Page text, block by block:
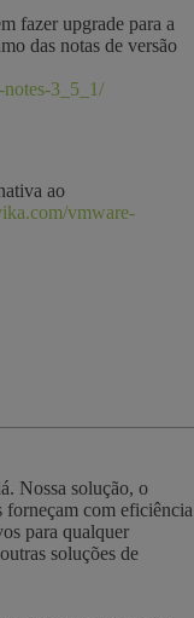
fazer upgrade para a
das notas de versão
3_5_1/
ao
vmware-
Nossa solução, o
com eficiência
para qualquer
soluções de